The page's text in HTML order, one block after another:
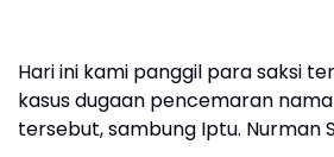
Hari ini kami panggil para saksi
kasus dugaan pencemaran
tersebut, sambung Iptu. Nurman